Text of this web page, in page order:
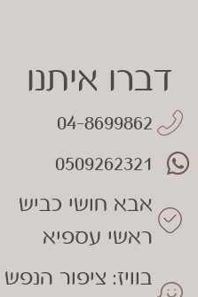
דברו איתנו
04-8699862
0509262321
אבא חושי כביש
ראשי עספיא
בוויז: ציפור הנפש